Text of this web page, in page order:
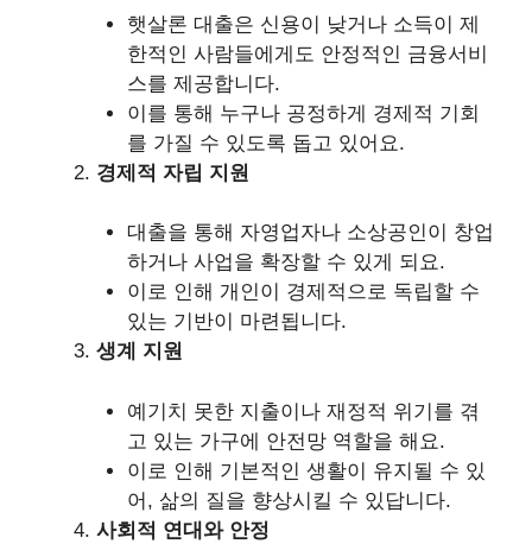
햇살론 대출은 신용이 낮거나 소득이 제
한적인 사람들에게도 안정적인 금융서비
스를 제공합니다.
이를 통해 누구나 공정하게 경제적 기회
를 가질 수 있도록 돕고 있어요.
경제적 자립 지원
대출을 통해 자영업자나 소상공인이 창업
하거나 사업을 확장할 수 있게 되요.
이로 인해 개인이 경제적으로 독립할 수
있는 기반이 마련됩니다.
생계 지원
예기치 못한 지출이나 재정적 위기를 겪
고 있는 가구에 안전망 역할을 해요.
이로 인해 기본적인 생활이 유지될 수 있
어, 삶의 질을 향상시킬 수 있답니다.
사회적 연대와 안정